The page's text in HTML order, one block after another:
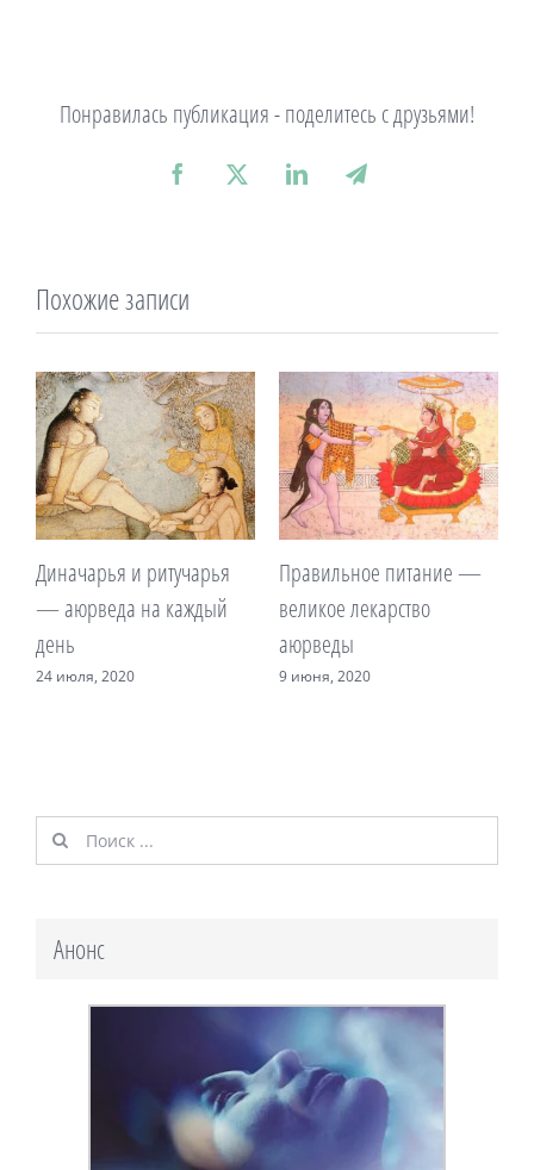
Понравилась публикация - поделитесь с друзьями!
Facebook
X LinkedInTelegram
Похожие записи
Диначарья и ритучарья
— аюрведа на каждый
день
24 июля, 2020
Правильное питание —
великое лекарство
аюрведы
9 июня, 2020
Результат
поиска:
Анонс